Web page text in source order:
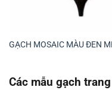
GẠCH MOSAIC MÀU ĐEN
Các mẫu gạch